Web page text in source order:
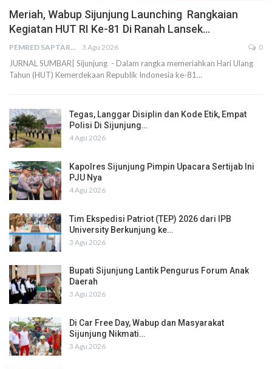
Meriah, Wabup Sijunjung Launching Rangkaian
Kegiatan HUT RI Ke-81 Di Ranah Lansek…
PEMRED SAPTARIUS 3 Agu 2026 0
JURNAL SUMBAR| Sijunjung - Dalam rangka memeriahkan Hari Ulang
Tahun (HUT) Kemerdekaan Republik Indonesia ke-81…
Tegas, Langgar Disiplin dan Kode Etik, Empat
Polisi Di Sijunjung…
4 Agu 2026
Kapolres Sijunjung Pimpin Upacara Sertijab Ini
PJU Nya
4 Agu 2026
Tim Ekspedisi Patriot (TEP) 2026 dari IPB
University Berkunjung ke…
3 Agu 2026
Bupati Sijunjung Lantik Pengurus Forum Anak
Daerah
3 Agu 2026
Di Car Free Day, Wabup dan Masyarakat
Sijunjung Nikmati…
3 Agu 2026